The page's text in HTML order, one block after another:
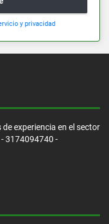
y privacidad
experiencia en el sector
3174094740 -